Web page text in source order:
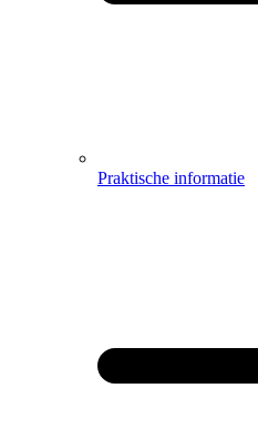
Praktische informatie